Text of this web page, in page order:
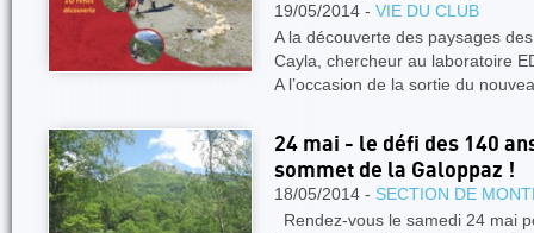
19/05/2014 - VIE DU CLUB
A la découverte des paysages
Cayla, chercheur au laboratoire
A l’occasion de la sortie du
24 mai - le défi des 140
sommet de la Galoppaz !
18/05/2014 - SECTION DE
Rendez-vous le samedi 24 mai